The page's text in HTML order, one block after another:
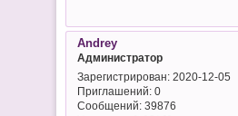
Andrey
Администратор
Зарегистрирован: 2020-12-05
Приглашений:0
Сообщений:39876